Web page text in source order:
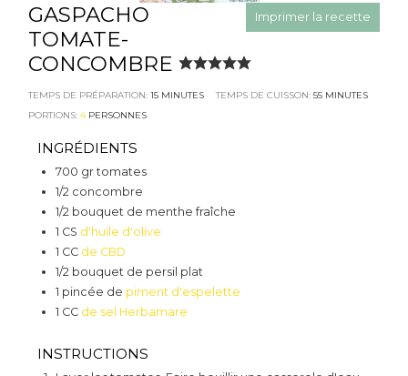
Imprimer la recette
GASPACHO
TOMATE-
CONCOMBRE
TEMPS DE PRÉPARATION: 15 MINUTES TEMPS DE CUISSON: 55 MINUTES
PORTIONS: 4 PERSONNES
INGRÉDIENTS
700 gr tomates
1/2 concombre
1/2 bouquet de menthe fraîche
1 CS d'huile d'olive
1 CC de CBD
1/2 bouquet de persil plat
1 pincée de piment d'espelette
1 CC de sel Herbamare
INSTRUCTIONS